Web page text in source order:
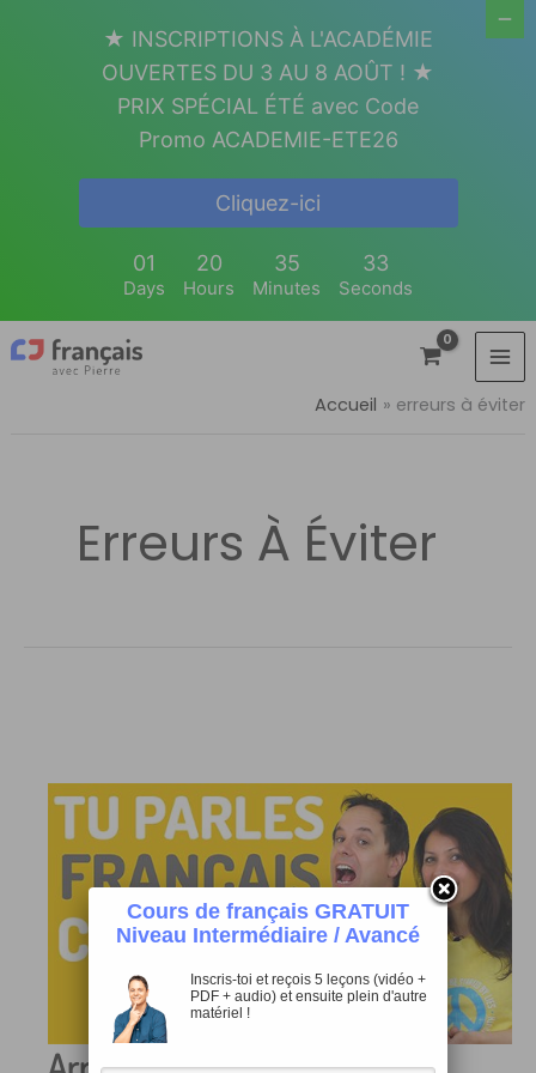
Accueil erreurs à éviter
Erreurs À Éviter
Cours de français GRATUIT
Niveau Intermédiaire / Avancé
Inscris-toi et reçois 5 leçons (vidéo +
PDF + audio) et ensuite plein d'autre
matériel !
★ INSCRIPTIONS À L'ACADÉMIE
OUVERTES DU 3 AU 8 AOÛT ! ★
PRIX SPÉCIAL ÉTÉ avec Code
Promo ACADEMIE-ETE26
Cliquez-ici
01
Days
20
Hours
35
Minutes
33
Seconds